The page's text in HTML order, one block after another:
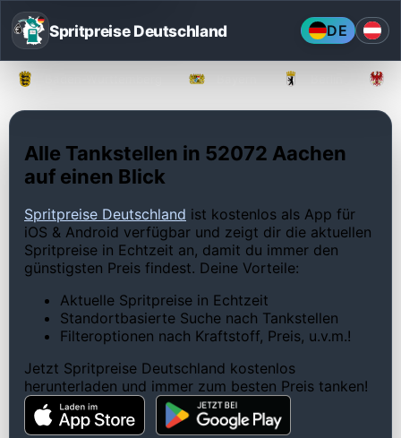
Spritpreise Deutschland DE
Alle Tankstellen in 52072 Aachen
auf einen Blick
Spritpreise Deutschland ist kostenlos als App für
iOS & Android verfügbar und zeigt dir die aktuellen
Spritpreise in Echtzeit an, damit du immer den
günstigsten Preis findest. Deine Vorteile:
Aktuelle Spritpreise in Echtzeit
Standortbasierte Suche nach Tankstellen
Filteroptionen nach Kraftstoff, Preis, u.v.m.!
Jetzt Spritpreise Deutschland kostenlos
herunterladen und immer zum besten Preis tanken!